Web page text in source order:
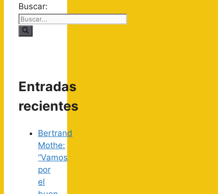
Buscar:
Entradas
recientes
Bertrand
Mothe:
“Vamos
por
el